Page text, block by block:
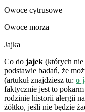
Owoce cytrusowe
Owoce morza
Jajka
Co do jajek (których nie
podstawie badań, że
(artukuł znajdziesz tu: o
faktycznie jest to
rodzinie historii alergii
żółtko, jeśli nie będzie